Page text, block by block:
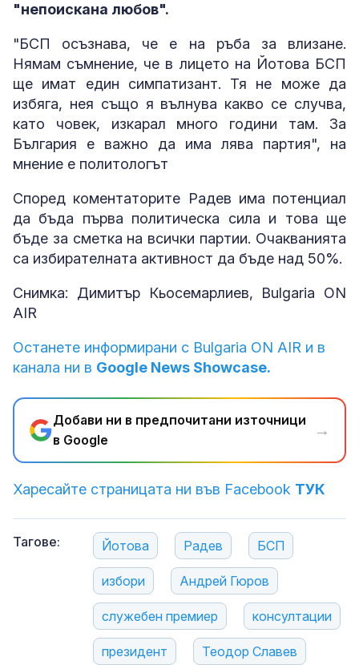
"непоискана любов".
"БСП осъзнава, че е на ръба за влизане.
Нямам съмнение, че в лицето на Йотова БСП
ще имат един симпатизант. Тя не може да
избяга, нея също я вълнува какво се случва,
като човек, изкарал много години там. За
България е важно да има лява партия", на
мнение е политологът
Според коментаторите Радев има потенциал
да бъда първа политическа сила и това ще
бъде за сметка на всички партии. Очакванията
са избирателната активност да бъде над 50%.
Снимка: Димитър Кьосемарлиев, Bulgaria ON
AIR
Останете информирани с Bulgaria ON AIR и в
канала ни в Google News Showcase.
Добави ни в предпочитани източници
в Google
→
Харесайте страницата ни във Facebook ТУК
Тагове: Йотова Радев БСП
избори Андрей Гюров
служебен премиер консултации
президент Теодор Славев